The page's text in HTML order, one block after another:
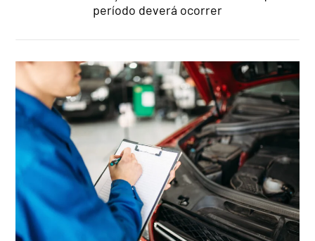
período deverá ocorrer